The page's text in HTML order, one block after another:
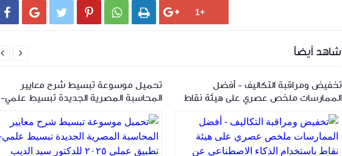
     
شاهد أيضاً
تخفيض ومراقبة التكاليف - أفضل
الممارسات ملخص عصري على هيئة نقاط
تخفيض ومراقبة التكاليف – أفضل
الممارسات
تحميل موسوعة تبسيط شرح معايير
المحاسبة المصرية الجديدة تبسيط علمي-

